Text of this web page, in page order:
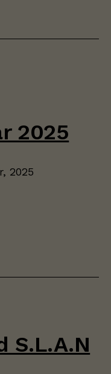
2025
2025
S.L.A.N